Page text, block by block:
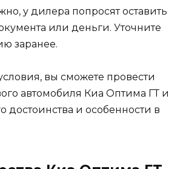
у дилера попросят оставить
или деньги. Уточните
заранее.
вы сможете провести
автомобиля Киа Оптима ГТ и
достоинства и особенности в